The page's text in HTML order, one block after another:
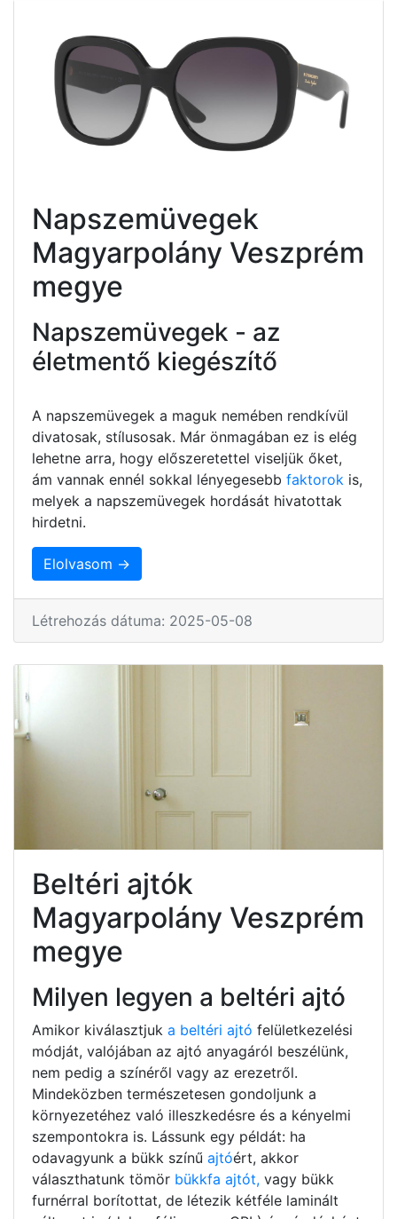
Napszemüvegek
Magyarpolány Veszprém
megye
Napszemüvegek - az
életmentő kiegészítő
A napszemüvegek a maguk nemében rendkívül
divatosak, stílusosak. Már önmagában ez is elég
lehetne arra, hogy előszeretettel viseljük őket,
ám vannak ennél sokkal lényegesebb faktorok is,
melyek a napszemüvegek hordását hivatottak
hirdetni.
Elolvasom →
Létrehozás dátuma: 2025-05-08
Beltéri ajtók
Magyarpolány Veszprém
megye
Milyen legyen a beltéri ajtó
Amikor kiválasztjuk a beltéri ajtó felületkezelési
módját, valójában az ajtó anyagáról beszélünk,
nem pedig a színéről vagy az erezetről.
Mindeközben természetesen gondoljunk a
környezetéhez való illeszkedésre és a kényelmi
szempontokra is. Lássunk egy példát: ha
odavagyunk a bükk színű ajtóért, akkor
választhatunk tömör bükkfa ajtót, vagy bükk
furnérral borítottat, de létezik kétféle laminált